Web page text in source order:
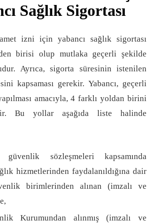
Sağlık Sigortası
izni için yabancı sağlık sigortası
birisi olup mutlaka geçerli şekilde
Ayrıca, sigorta süresinin istenilen
kapsaması gerekir. Yabancı, geçerli
amacıyla, 4 farklı yoldan birini
Bu yollar aşağıda liste halinde
sözleşmeleri kapsamında
hizmetlerinden faydalanıldığına dair
birimlerinden alınan (imzalı ve
Kurumundan alınmış (imzalı ve